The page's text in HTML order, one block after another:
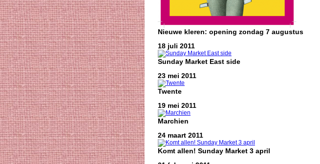
Nieuwe kleren: opening zondag 7 augustus
18 juli 2011
Sunday Market East side
23 mei 2011
Twente
19 mei 2011
Marchien
24 maart 2011
Komt allen! Sunday Market 3 april